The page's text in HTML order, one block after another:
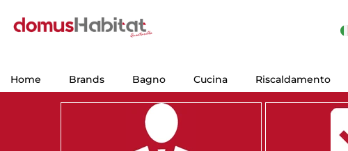
Home Brands Bagno Cucina Riscaldamento